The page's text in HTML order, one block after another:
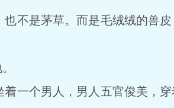
不是茅草。而是毛绒绒的兽皮
一个男人，男人五官俊美，穿